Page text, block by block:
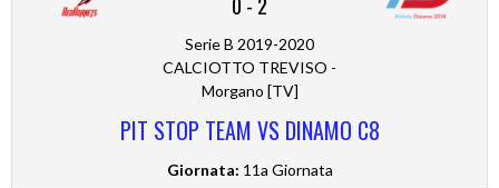
0 - 2
Serie B 2019-2020
CALCIOTTO TREVISO -
Morgano [TV]
PIT STOP TEAM VS DINAMO C8
Giornata: 11a Giornata